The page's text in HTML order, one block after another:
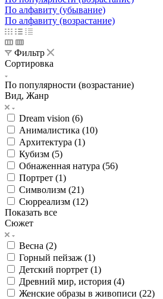
По алфавиту (убывание)
По алфавиту (возрастание)
Фильтр
Сортировка
По популярности (возрастание)
Вид, Жанр
Dream vision (6)
Анималистика (10)
Архитектура (1)
Кубизм (5)
Обнаженная натура (56)
Портрет (1)
Символизм (21)
Сюрреализм (12)
Показать все
Сюжет
Весна (2)
Горный пейзаж (1)
Детский портрет (1)
Древний мир, история (4)
Женские образы в живописи (22)